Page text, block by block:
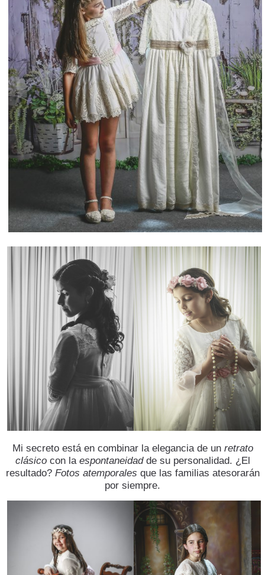
Mi secreto está en combinar la elegancia de un retrato
clásicocon la espontaneidadde su personalidad. ¿El
resultado? Fotos atemporales que las familias atesorarán
por siempre.